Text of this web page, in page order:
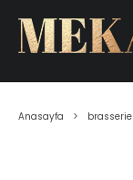
Anasayfa brasserie